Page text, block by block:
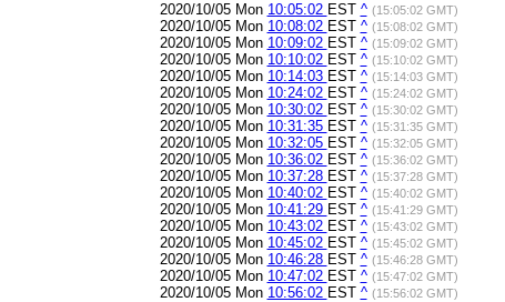
2020/10/05 Mon 10:05:02 EST ^ (15:05:02 GMT)
2020/10/05 Mon 10:08:02 EST ^ (15:08:02 GMT)
2020/10/05 Mon 10:09:02 EST ^ (15:09:02 GMT)
2020/10/05 Mon 10:10:02 EST ^ (15:10:02 GMT)
2020/10/05 Mon 10:14:03 EST ^ (15:14:03 GMT)
2020/10/05 Mon 10:24:02 EST ^ (15:24:02 GMT)
2020/10/05 Mon 10:30:02 EST ^ (15:30:02 GMT)
2020/10/05 Mon 10:31:35 EST ^ (15:31:35 GMT)
2020/10/05 Mon 10:32:05 EST ^ (15:32:05 GMT)
2020/10/05 Mon 10:36:02 EST ^ (15:36:02 GMT)
2020/10/05 Mon 10:37:28 EST ^ (15:37:28 GMT)
2020/10/05 Mon 10:40:02 EST ^ (15:40:02 GMT)
2020/10/05 Mon 10:41:29 EST ^ (15:41:29 GMT)
2020/10/05 Mon 10:43:02 EST ^ (15:43:02 GMT)
2020/10/05 Mon 10:45:02 EST ^ (15:45:02 GMT)
2020/10/05 Mon 10:46:28 EST ^ (15:46:28 GMT)
2020/10/05 Mon 10:47:02 EST ^ (15:47:02 GMT)
2020/10/05 Mon 10:56:02 EST ^ (15:56:02 GMT)